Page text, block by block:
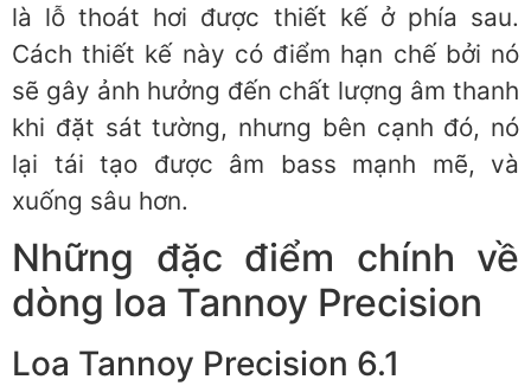
là lỗ thoát hơi được thiết kế ở phía sau.
Cách thiết kế này có điểm hạn chế bởi nó
sẽ gây ảnh hưởng đến chất lượng âm thanh
khi đặt sát tường, nhưng bên cạnh đó, nó
lại tái tạo được âm bass mạnh mẽ, và
xuống sâu hơn.
Những đặc điểm chính về
dòng loa Tannoy Precision
Loa Tannoy Precision 6.1